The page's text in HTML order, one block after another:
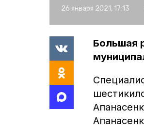
26 января 2021, 17:13
Большая